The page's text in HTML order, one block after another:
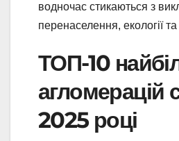
водночас стикаються з
перенаселення, екології
ТОП-10
агломерацій
2025 році